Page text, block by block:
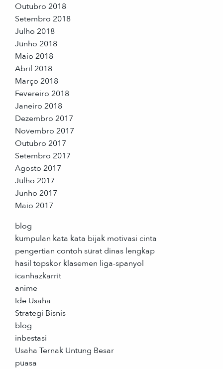
Outubro 2018
Setembro 2018
Julho 2018
Junho 2018
Maio 2018
Abril 2018
Março 2018
Fevereiro 2018
Janeiro 2018
Dezembro 2017
Novembro 2017
Outubro 2017
Setembro 2017
Agosto 2017
Julho 2017
Junho 2017
Maio 2017
blog
kumpulan kata kata bijak motivasi cinta
pengertian contoh surat dinas lengkap
hasil topskor klasemen liga-spanyol
icanhazkarrit
anime
Ide Usaha
Strategi Bisnis
blog
inbestasi
Usaha Ternak Untung Besar
puasa